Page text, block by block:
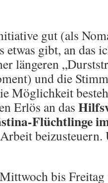
gut (als
etwas gibt, an das
längeren
und die
Möglichkeit
Erlös an das
Flüchtlinge
bis